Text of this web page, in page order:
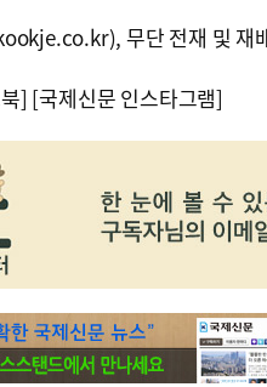
무단 전재 및 재
] [국제신문 인스타그램]